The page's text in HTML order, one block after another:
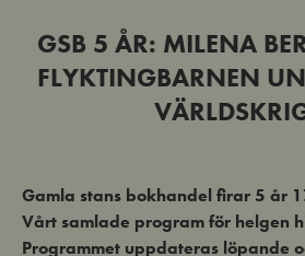
GSB 5 ÅR: MILENA
FLYKTINGBARNEN
Gamla stans bokhandel firar 5
Vårt samlade program för helgen
Programmet uppdateras löpande